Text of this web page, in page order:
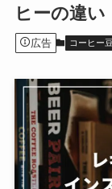
ヒーの違い
広告 コーヒー豆